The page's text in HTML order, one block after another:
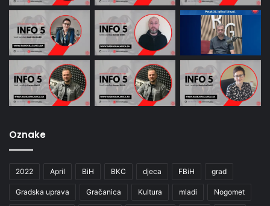
Oznake
2022 April BiH BKC djeca FBiH grad
Gradska uprava Gračanica Kultura mladi Nogomet